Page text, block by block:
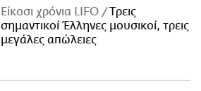
Είκοσι χρόνια LIFO
Tρεις
σημαντικοί Έλληνες μουσικοί, τρεις
μεγάλες απώλειες